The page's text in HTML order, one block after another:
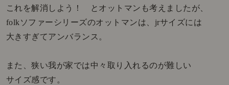
これを解消しよう！ とオットマンも考えましたが、
folkソファーシリーズのオットマンは、jrサイズには
大きすぎてアンバランス。
また、狭い我が家では中々取り入れるのが難しい
サイズ感です。